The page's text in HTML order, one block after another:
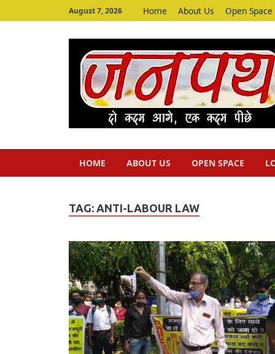
August 7, 2026 Home About Us Open Space
HOME ABOUT US OPEN SPACE
TAG: ANTI-LABOUR LAW